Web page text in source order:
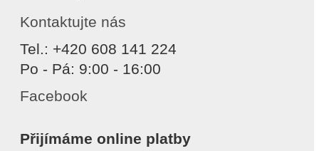
Kontaktujte nás
Tel.: +420 608 141 224
Po - Pá: 9:00 - 16:00
Facebook
Přijímáme online platby